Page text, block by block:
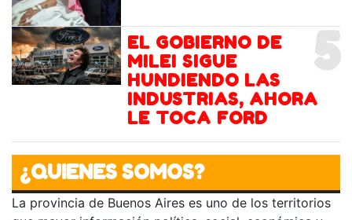
5
EL GOBIERNO DE
MILEI SIGUE
HUNDIENDO LAS
INDUSTRIAS, AHORA
LE TOCA FORD
¿QUIENES SOMOS?
La provincia de Buenos Aires es uno de los territorios